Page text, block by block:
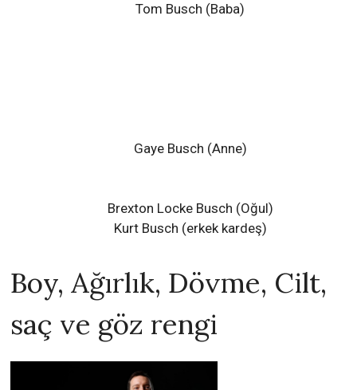
Tom Busch (Baba)
Gaye Busch (Anne)
Brexton Locke Busch (Oğul)
Kurt Busch (erkek kardeş)
Boy, Ağırlık, Dövme, Cilt,
saç ve göz rengi